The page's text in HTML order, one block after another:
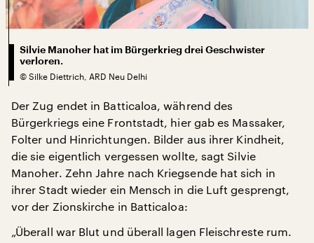
Silvie Manoher hat im Bürgerkrieg drei Geschwister
verloren.
© Silke Diettrich, ARD Neu Delhi
Der Zug endet in Batticaloa, während des
Bürgerkriegs eine Frontstadt, hier gab es Massaker,
Folter und Hinrichtungen. Bilder aus ihrer Kindheit,
die sie eigentlich vergessen wollte, sagt Silvie
Manoher. Zehn Jahre nach Kriegsende hat sich in
ihrer Stadt wieder ein Mensch in die Luft gesprengt,
vor der Zionskirche in Batticaloa:
„Überall war Blut und überall lagen Fleischreste rum.